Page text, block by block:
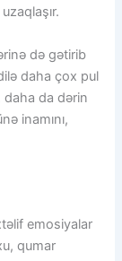
də gətirib
daha çox pul
daha da dərin
inamını,
emosiyalar
qumar